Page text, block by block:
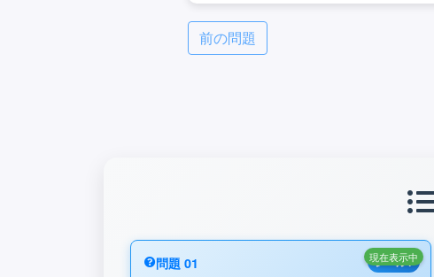
前の問題
レベル1
問題 01 現在表示中